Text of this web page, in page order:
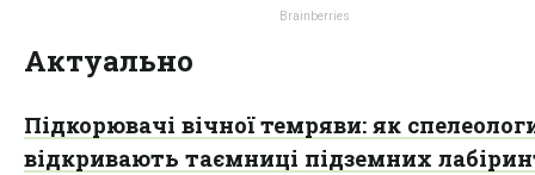
Актуально
Підкорювачі вічної темряви: як
відкривають таємниці підземних